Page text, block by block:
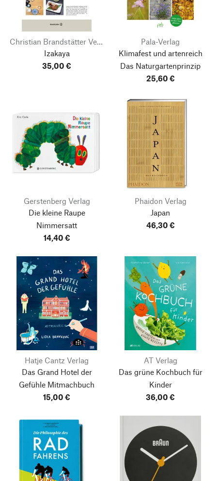
Christian Brandstätter Verlag
Izakaya
35,00 €
Pala-Verlag
Klimafest und artenreich
Das Naturgartenprinzip
25,60 €
Gerstenberg Verlag
Die kleine Raupe
Nimmersatt
14,40 €
Phaidon Verlag
Japan
46,30 €
Hatje Cantz Verlag
Das Grand Hotel der
Gefühle Mitmachbuch
15,00 €
AT Verlag
Das grüne Kochbuch für
Kinder
36,00 €